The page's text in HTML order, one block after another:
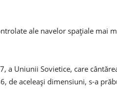
ale navelor spațiale mai
a Uniunii Sovietice, care
de aceleași dimensiuni, s-a